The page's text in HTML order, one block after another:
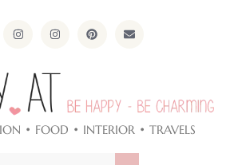
• FOOD • INTERIOR • TRAVELS